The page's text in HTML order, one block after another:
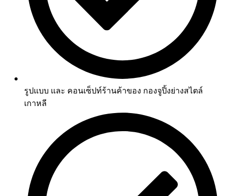
รูปแบบ และ คอนเซ็ปท์ร้านค้าของ กองจูปิ้งย่างสไตล์
เกาหลี